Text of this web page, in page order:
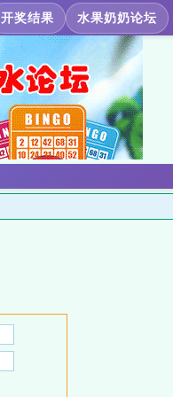
开奖结果 水果奶奶论坛